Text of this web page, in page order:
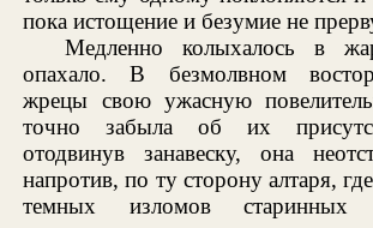
пока истощение и безумие не
Медленно колыхалось в
опахало. В безмолвном
жрецы свою ужасную
точно забыла об их
отодвинув занавеску, она
напротив, по ту сторону алтаря,
темных изломов старинных